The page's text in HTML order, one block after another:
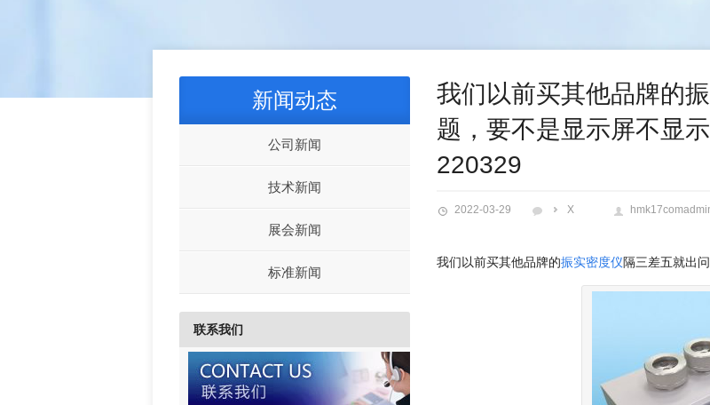
我们以前买其他品牌的
题，要不是显示屏不显
220329
2022-03-29 X
我们以前买其他品牌的振实密度仪隔三差五就出
新闻动态
公司新闻
技术新闻
展会新闻
标准新闻
联系我们